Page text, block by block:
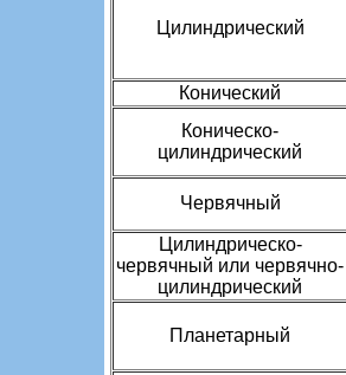
Цилиндрический
Конический
Коническо-
цилиндрический
Червячный
Цилиндрическо-
червячный или червячно-
цилиндрический
Планетарный